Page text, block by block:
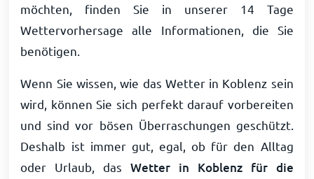
möchten, finden Sie in unserer 14 Tage
Wettervorhersage alle Informationen, die Sie
benötigen.
Wenn Sie wissen, wie das Wetter in Koblenz sein
wird, können Sie sich perfekt darauf vorbereiten
und sind vor bösen Überraschungen geschützt.
Deshalb ist immer gut, egal, ob für den Alltag
oder Urlaub, dasWetter in Koblenz für die